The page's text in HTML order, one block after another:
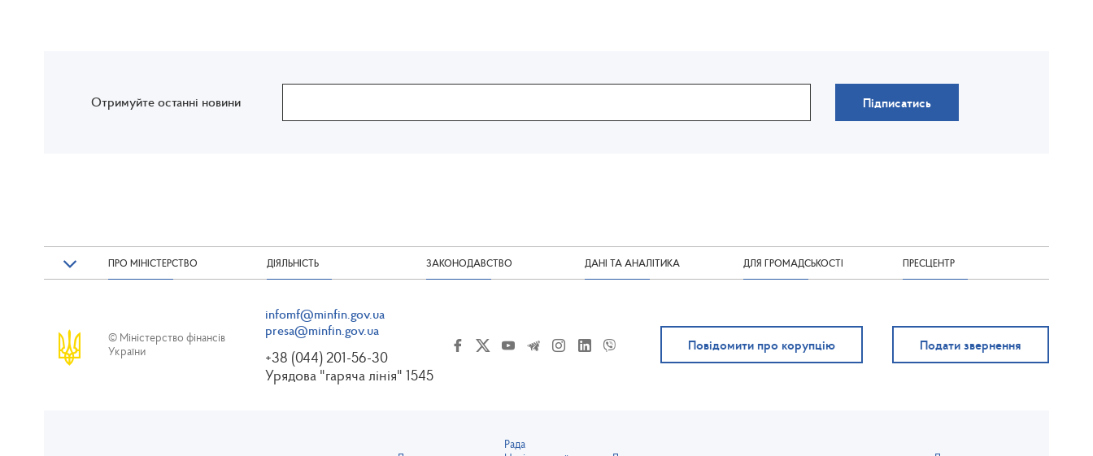
Отримуйте останні новини Підписатись
ПРО МІНІСТЕРСТВО ДІЯЛЬНІСТЬ ЗАКОНОДАВСТВО ДАНІ ТА АНАЛІТИКА ДЛЯ ГРОМАДСЬКОСТІ ПРЕСЦЕНТР
© Міністерство фінансів
України
infomf@minfin.gov.ua
presa@minfin.gov.ua
+38 (044) 201-56-30
Урядова "гаряча лінія" 1545
Повідомити про корупцію Подати звернення
Рада